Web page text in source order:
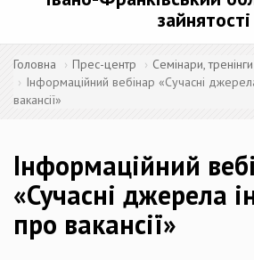
зайнятості
Головна Прес-центр
Семінари, тренінги
Інформаційний вебінар «Сучасні
вакансії»
Інформаційний
«Сучасні джерела
про вакансії»